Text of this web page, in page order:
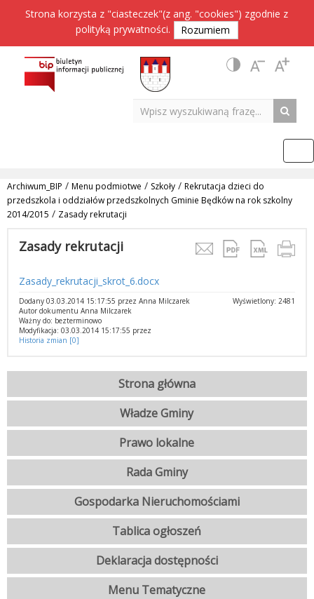
Strona korzysta z "ciasteczek"(z ang. "cookies") zgodnie z
polityką prywatności. Rozumiem
Archiwum_BIP / Menu podmiotwe / Szkoły / Rekrutacja dzieci do
przedszkola i oddziałów przedszkolnych Gminie Będków na rok szkolny
2014/2015 / Zasady rekrutacji
Zasady rekrutacji
Zasady_rekrutacji_skrot_6.docx
Wyświetlony: 2481
Dodany 03.03.2014 15:17:55 przez Anna Milczarek
Autor dokumentu Anna Milczarek
Ważny do: bezterminowo
Modyfikacja: 03.03.2014 15:17:55 przez
Historia zmian [0]
Strona główna
Władze Gminy
Prawo lokalne
Rada Gminy
Gospodarka Nieruchomościami
Tablica ogłoszeń
Deklaracja dostępności
Menu Tematyczne